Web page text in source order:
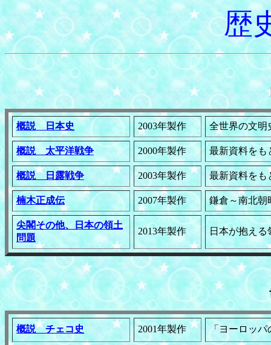
歴
概説 日本史 2003年製作 全世界の文明
概説 太平洋戦争 2000年製作 最新資料をも
概説 日露戦争 2003年製作 最新資料をも
楠木正成伝 2007年製作 鎌倉～南北朝
尖閣その他、日本の領土
問題
2013年製作 日本が抱え
概説 チェコ史 2001年製作 「ヨーロッパ